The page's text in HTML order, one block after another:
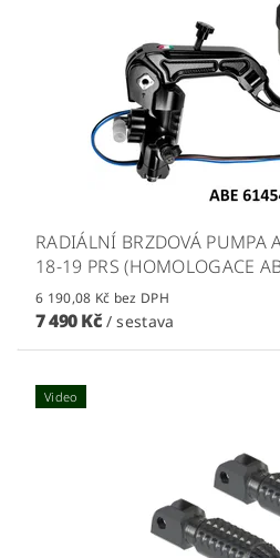
RADIÁLNÍ BRZDOVÁ PUMPA
18-19 PRS (HOMOLOGACE
6 190,08 Kč bez DPH
7 490 Kč / sestava
Video